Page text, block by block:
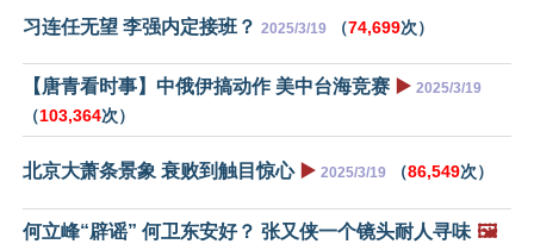
习连任无望 李强内定接班？ 2025/3/19 （74,699次）
【唐青看时事】中俄伊搞动作 美中台海竞赛 ▶️ 2025/3/19
（103,364次）
北京大萧条景象 衰败到触目惊心 ▶️ 2025/3/19 （86,549次）
何立峰“辟谣” 何卫东安好？ 张又侠一个镜头耐人寻味 🖼️